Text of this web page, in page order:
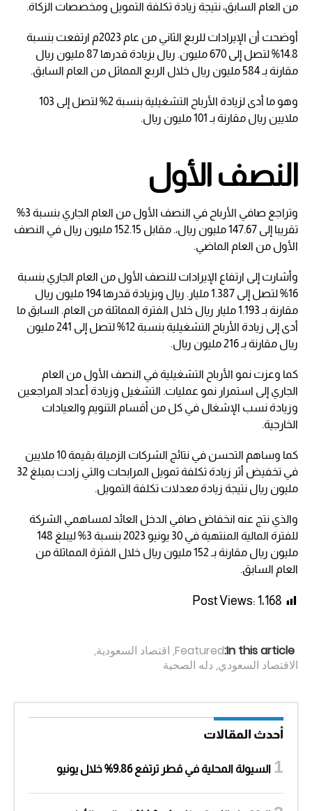
من العام السابق، نتيجة زيادة تكلفة التمويل ومخصصات الزكاة.
أوضحت أن الإيرادات للربع الثاني من عام 2023م ارتفعت بنسبة
14.8% لتصل إلى 670 مليون. ريال بزيادة قدرها 87 مليون ريال
مقارنة بـ 584 مليون ريال خلال الربع المماثل من العام السابق.
وهو ما أدى لزيادة الأرباح التشغيلية بنسبة 2% لتصل إلى 103
ملايين ريال مقارنة بـ 101 مليون ريال.
النصف الأول
وتراجع صافي الأرباح في النصف الأول من العام الجاري بنسبة 3%
تقريبا إلى 147.67 مليون ريال،. مقابل 152.15 مليون ريال في النصف
الأول من العام الماضي.
وأشارت إلى ارتفاع الإيرادات للنصف الأول من العام الجاري بنسبة
16% لتصل إلى 1.387 مليار. ريال وبزيادة قدرها 194 مليون ريال
مقارنة بـ 1.193 مليار ريال خلال الفترة المماثلة من العام. السابق ما
أدى إلى زيادة الأرباح التشغيلية بنسبة 12% لتصل إلى 241 مليون
ريال مقارنة بـ 216 مليون ريال.
كما وعزت نمو الأرباح التشغيلية في النصف الأول من العام
الجاري إلى استمرار نمو عمليات. التشغيل وزيادة أعداد المراجعين
وزيادة نسب الإشغال في كل من أقسام التنويم والعيادات
الخارجية.
كما وساهم التحسن في نتائج الشركات الزميلة بقيمة 10 ملايين
في تخفيض أثر زيادة تكلفة تمويل المرابحات والتي زادت بمبلغ 32
مليون ريال نتيجة زيادة معدلات تكلفة التمويل.
والذي نتج عنه انخفاض صافي الدخل العائد لمساهمي الشركة
للفترة المالية المنتهية في 30 يونيو 2023 بنسبة 3% ليبلغ 148
مليون ريال مقارنة بـ 152 مليون ريال خلال الفترة المماثلة من
العام السابق.
Post Views: 1٬168
In this article:
Featured
, اقتصاد السعودية,
الاقتصاد السعودي, دله الصحية
أحدث المقالات
السيولة المحلية في قطر ترتفع 9.86% خلال يونيو